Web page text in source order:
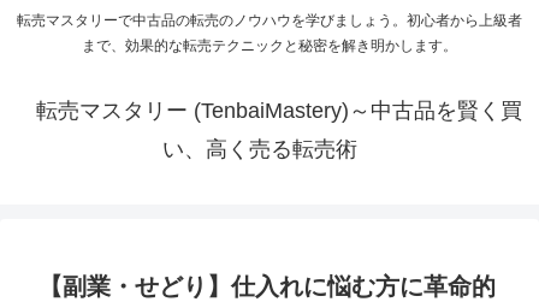
転売マスタリーで中古品の転売のノウハウを学びましょう。初心者から上級者
まで、効果的な転売テクニックと秘密を解き明かします。
転売マスタリー (TenbaiMastery)～中古品を賢く買
い、高く売る転売術
【副業・せどり】仕入れに悩む方に革命的